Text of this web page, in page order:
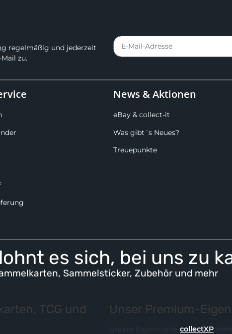
regelmäßig und jederzeit
zu.
News & Aktionen
eBay & collect-it
Was gibt´s Neues?
Treuepunkte
es sich, bei uns zu
Sammelsticker, Zubehör und mehr
TCG und
Unser Premium-
Unsere Eigenmarke collectXP